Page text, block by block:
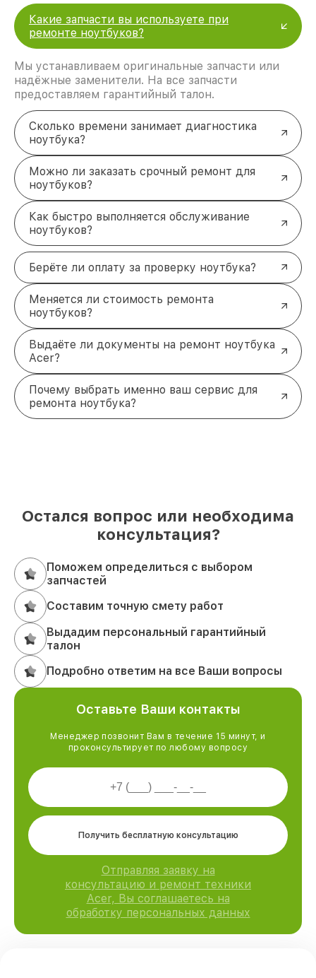
Какие запчасти вы используете при
ремонте ноутбуков?
Мы устанавливаем оригинальные запчасти или
надёжные заменители. На все запчасти
предоставляем гарантийный талон.
Сколько времени занимает диагностика
ноутбука?
Можно ли заказать срочный ремонт для
ноутбуков?
Как быстро выполняется обслуживание
ноутбуков?
Берёте ли оплату за проверку ноутбука?
Меняется ли стоимость ремонта
ноутбуков?
Выдаёте ли документы на ремонт ноутбука
Acer?
Почему выбрать именно ваш сервис для
ремонта ноутбука?
Остался вопрос или необходима
консультация?
Поможем определиться с выбором
запчастей
Составим точную смету работ
Выдадим персональный гарантийный
талон
Подробно ответим на все Ваши вопросы
Оставьте Ваши контакты
Менеджер позвонит Вам в течение 15 минут, и
проконсультирует по любому вопросу
Получить бесплатную консультацию
Отправляя заявку на
консультацию и ремонт техники
Acer, Вы соглашаетесь на
обработку персональных данных